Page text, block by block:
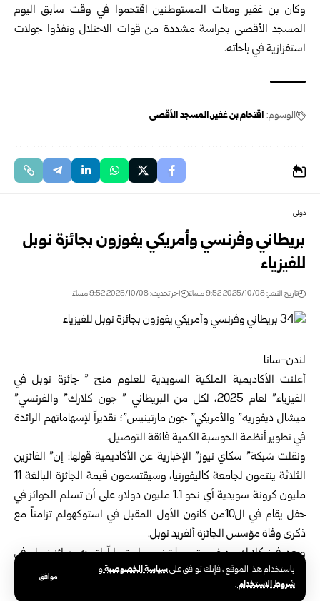
باستخدام هذا الموقع ، فإنك توافق علىسياسة الخصوصيةو
شروط الاستخدام.
موافق
وكان بن غفير ومئات المستوطنين اقتحموا في وقت سابق اليوم
المسجد الأقصى بحراسة مشددة من قوات الاحتلال ونفذوا جولات
استفزازية في باحاته.
الوسوم: اقتحام بن غفير المسجد الأقصى
دولي
بريطاني وفرنسي وأمريكي يفوزون بجائزة نوبل
للفيزياء
تاريخ النشر: 2025/10/08 9:52 مساءً اخر تحديث: 2025/10/08 9:52 مساءً
لندن-سانا
أعلنت الأكاديمية الملكية السويدية للعلوم منح ” جائزة نوبل في
الفيزياء” لعام 2025، لكل من البريطاني ” جون كلارك” والفرنسي”
ميشال ديفوريه” والأمريكي” جون مارتينيس”؛ تقديراً لإسهاماتهم الرائدة
في تطوير أنظمة الحوسبة الكمية فائقة التوصيل.
ونقلت شبكة” سكاي نيوز” الإخبارية عن الأكاديمية قولها: إن” الفائزين
الثلاثة ينتمون لجامعة كاليفورنيا، وسيقتسمون قيمة الجائزة البالغة 11
مليون كرونة سويدية أي نحو 1.1 مليون دولار، على أن تسلم الجوائز في
حفل يقام في ال10من كانون الأول المقبل في استوكهولم تزامناً مع
ذكرى وفاة مؤسس الجائزة ألفريد نوبل.
ويعد فوز كلارك وديفوريت ومارتينيس استمراراً لتوجه جوائز نوبل في
السنوات الأخيرة نحو تكريم الأبحاث التي تمزج بين الفيزياء النظرية
والتطبيقات التكنولوجية المتقدمة خصوصاً في مجالات المواد الكمية